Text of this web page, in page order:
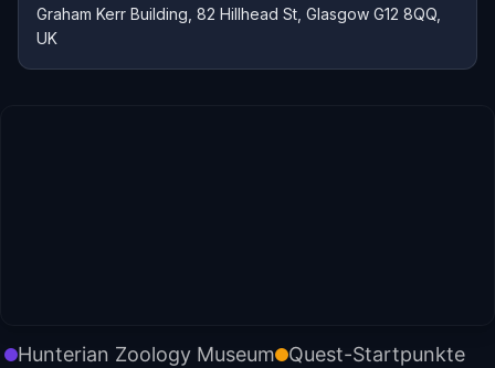
Graham Kerr Building, 82 Hillhead St, Glasgow G12 8QQ,
UK
Hunterian Zoology Museum Quest-Startpunkte